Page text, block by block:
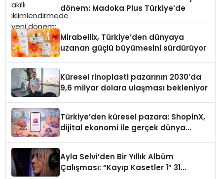
dönem: Madoka Plus Türkiye’de
Mirabellix, Türkiye’den dünyaya
uzanan güçlü büyümesini sürdürüyor
Küresel rinoplasti pazarının 2030’da
9,6 milyar dolara ulaşması bekleniyor
Türkiye’den küresel pazara: ShopinX,
dijital ekonomi ile gerçek dünya
Ayla Selvi’den Bir Yıllık Albüm
Çalışması: “Kayıp Kasetler 1” 31